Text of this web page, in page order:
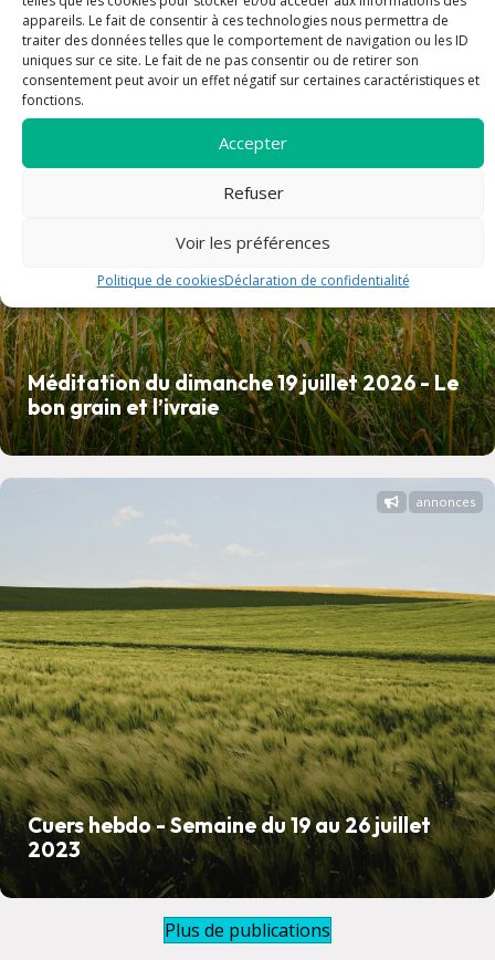
appareils. Le fait de consentir à ces technologies nous permettra de
traiter des données telles que le comportement de navigation ou les ID
uniques sur ce site. Le fait de ne pas consentir ou de retirer son
consentement peut avoir un effet négatif sur certaines caractéristiques et
fonctions.
Accepter
Refuser
Voir les préférences
Politique de cookiesDéclaration de confidentialité
Méditation du dimanche 19 juillet 2026 - Le
bon grain et l’ivraie
Cuers hebdo - Semaine du 19 au 26 juillet
2023
annonces
Plus de publications